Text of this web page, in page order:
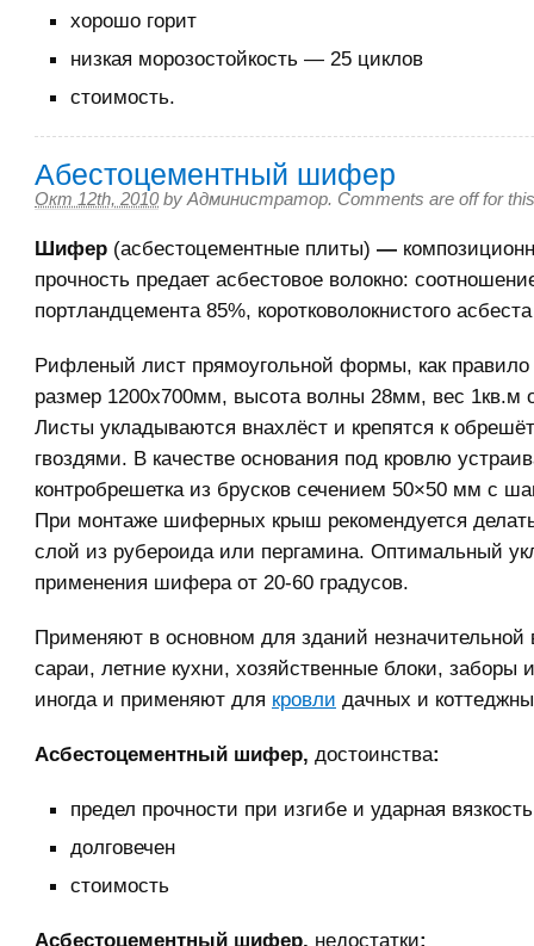
хорошо горит
низкая морозостойкость — 25 циклов
стоимость.
Абестоцементный шифер
Окт 12th, 2010 by Администратор. Comments are off for
Шифер (асбестоцементные плиты) —
прочность предает асбестовое волокно:
портландцемента 85%, коротковолокнистого
Рифленый лист прямоугольной формы, как правило
размер 1200х700мм, высота волны 28мм, вес 1кв.м
Листы укладываются внахлёст и крепятся к
гвоздями. В качестве основания под кровлю
контробрешетка из брусков сечением 50×50 мм с
При монтаже шиферных крыш рекомендуется
слой из рубероида или пергамина. Оптимальный
применения шифера от 20-60 градусов.
Применяют в основном для зданий незначительной
сараи, летние кухни, хозяйственные блоки, заборы
иногда и применяют для кровли дачных и
Асбестоцементный шифер, достоинства:
предел прочности при изгибе и ударная
долговечен
стоимость
Асбестоцементный шифер, недостатки: